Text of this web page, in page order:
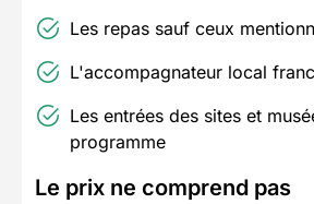
Les repas sauf ceux
L'accompagnateur local
Les entrées des sites et
programme
Le prix ne comprend pas